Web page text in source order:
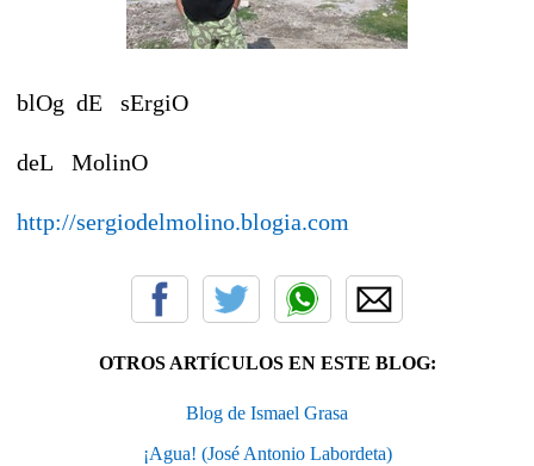
blOg dE sErgiO
deL MolinO
http://sergiodelmolino.blogia.com
OTROS ARTÍCULOS EN ESTE BLOG:
Blog de Ismael Grasa
¡Agua! (José Antonio Labordeta)